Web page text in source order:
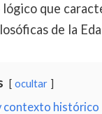
que
de la
ocultar
contexto histórico